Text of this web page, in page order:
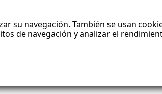
su navegación. También se usan
de navegación y analizar el